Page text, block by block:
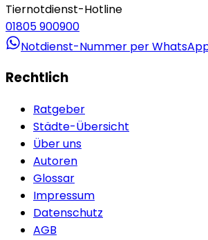
Tiernotdienst-Hotline
01805 900900
Notdienst-Nummer per
Rechtlich
Ratgeber
Städte-Übersicht
Über uns
Autoren
Glossar
Impressum
Datenschutz
AGB